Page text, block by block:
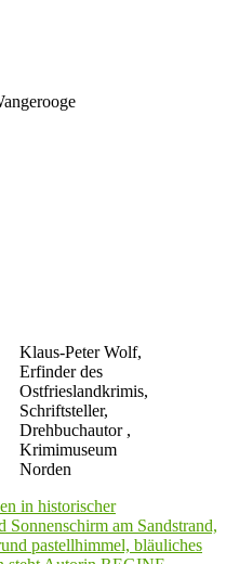
Klaus-Peter Wolf,
Erfinder des
Ostfrieslandkrimis,
Schriftsteller,
Drehbuchautor ,
Krimimuseum
Norden